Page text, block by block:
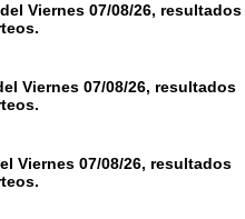
Viernes 07/08/26, resultados
Viernes 07/08/26, resultados
Viernes 07/08/26, resultados